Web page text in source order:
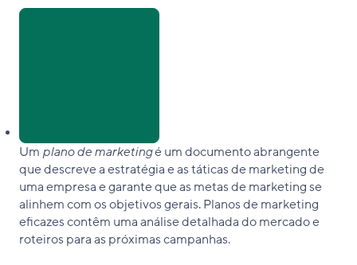
Compartilhar
Copiar
link
Um plano de marketingé um documento abrangente
que descreve a estratégia e as táticas de marketing de
uma empresa e garante que as metas de marketing se
alinhem com os objetivos gerais. Planos de marketing
eficazes contêm uma análise detalhada do mercado e
roteiros para as próximas campanhas.